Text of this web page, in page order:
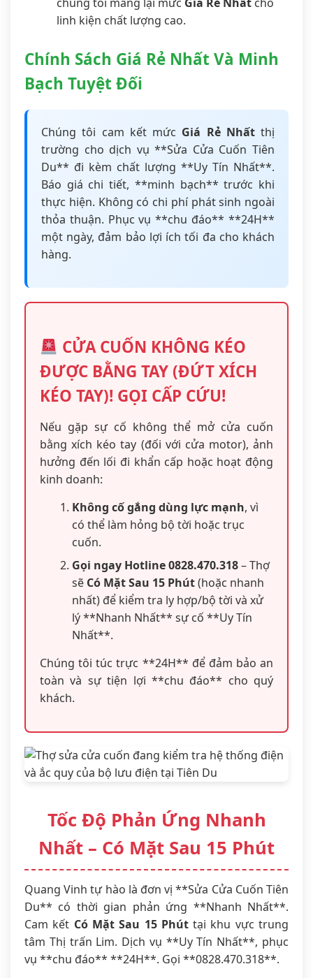
linh kiện chất lượng cao.
Chính Sách Giá Rẻ Nhất Và Minh
Bạch Tuyệt Đối
Chúng tôi cam kết mức Giá Rẻ Nhấtthị
trường cho dịch vụ **Sửa Cửa Cuốn Tiên
Du** đi kèm chất lượng **Uy Tín Nhất**.
Báo giá chi tiết, **minh bạch** trước khi
thực hiện. Không có chi phí phát sinh ngoài
thỏa thuận. Phục vụ **chu đáo** **24H**
một ngày, đảm bảo lợi ích tối đa cho khách
hàng.
CỬA CUỐN KHÔNG KÉO
ĐƯỢC BẰNG TAY (ĐỨT XÍCH
KÉO TAY)! GỌI CẤP CỨU!
Nếu gặp sự cố không thể mở cửa cuốn
bằng xích kéo tay (đối với cửa motor), ảnh
hưởng đến lối đi khẩn cấp hoặc hoạt động
kinh doanh:
Không cố gắng dùng lực mạnh, vì
có thể làm hỏng bộ tời hoặc trục
cuốn.
Gọi ngay Hotline 0828.470.318– Thợ
sẽ Có Mặt Sau 15 Phút(hoặc nhanh
nhất) để kiểm tra ly hợp/bộ tời và xử
lý **Nhanh Nhất** sự cố **Uy Tín
Nhất**.
Chúng tôi túc trực **24H** để đảm bảo an
toàn và sự tiện lợi **chu đáo** cho quý
khách.
Tốc Độ Phản Ứng Nhanh
Nhất – Có Mặt Sau 15 Phút
Quang Vinh tự hào là đơn vị **Sửa Cửa Cuốn Tiên
Du** có thời gian phản ứng **Nhanh Nhất**.
Cam kết Có Mặt Sau 15 Phúttại khu vực trung
tâm Thị trấn Lim. Dịch vụ **Uy Tín Nhất**, phục
vụ **chu đáo** **24H**. Gọi **0828.470.318**.